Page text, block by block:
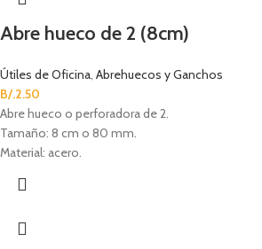
Abre hueco de 2 (8cm)
Útiles de Oficina, Abrehuecos y Ganchos
B/.2.50
Abre hueco o perforadora de 2.
Tamaño: 8 cm o 80 mm.
Material: acero.